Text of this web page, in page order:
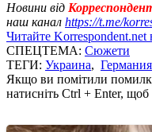
Новини від
наш канал https://t.me/
Читайте Korrespondent.net
СПЕЦТЕМА: Сюжети
ТЕГИ: Украина, Германия
Якщо ви помітили
натисніть Ctrl + Enter,